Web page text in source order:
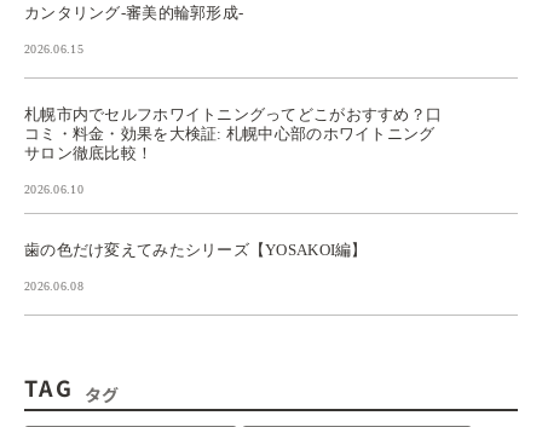
カンタリング-審美的輪郭形成-
2026.06.15
札幌市内でセルフホワイトニングってどこがおすすめ？口
コミ・料金・効果を大検証: 札幌中心部のホワイトニング
サロン徹底比較！
2026.06.10
歯の色だけ変えてみたシリーズ【YOSAKOI編】
2026.06.08
TAG タグ